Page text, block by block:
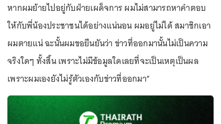
หากผมย้ายไปอยู่กับฝ่ายเผด็จการ ผมไม่สามารถหาคำตอบ
ให้กับพี่น้องประชาชนได้อย่างแน่นอน ผมอยู่ไม่ได้ สมาชิกเอา
ผมตายแน่ ฉะนั้นผมขอยืนยันว่า ข่าวที่ออกมานั้นไม่เป็นความ
จริงใดๆ ทั้งสิ้น เพราะไม่มีข้อมูลใดเลยที่จะเป็นเหตุเป็นผล
เพราะผมเองยังไม่รู้ตัวเองกับข่าวที่ออกมา”